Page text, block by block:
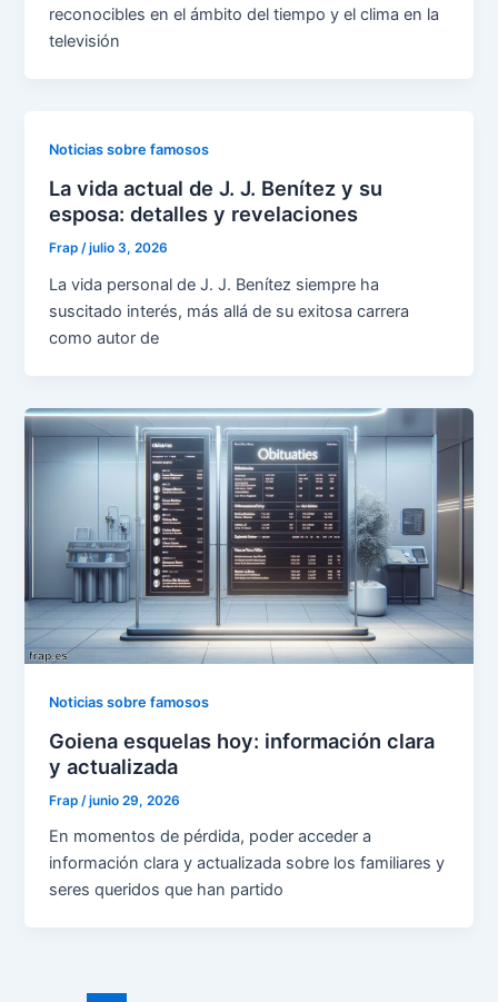
reconocibles en el ámbito del tiempo y el clima en la
televisión
Noticias sobre famosos
La vida actual de J. J. Benítez y su
esposa: detalles y revelaciones
Frap /julio 3, 2026
La vida personal de J. J. Benítez siempre ha
suscitado interés, más allá de su exitosa carrera
como autor de
Noticias sobre famosos
Goiena esquelas hoy: información clara
y actualizada
Frap /junio 29, 2026
En momentos de pérdida, poder acceder a
información clara y actualizada sobre los familiares y
seres queridos que han partido